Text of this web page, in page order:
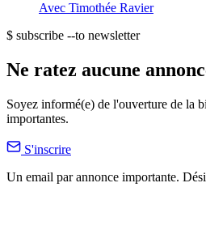
Avec Timothée Ravier
$ subscribe --to newsletter
Ne ratez aucune
Soyez informé(e) de l'ouverture de la
importantes.
S'inscrire
Un email par annonce importante.